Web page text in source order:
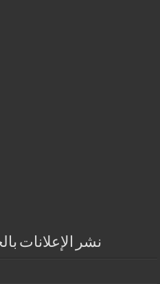
نشر الإعلانات